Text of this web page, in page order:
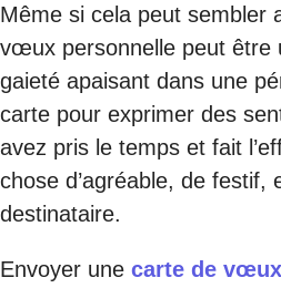
Même si cela peut sembler
vœux personnelle peut être
gaieté apaisant dans une
carte pour exprimer des
avez pris le temps et fait
chose d’agréable, de festif,
destinataire.
Envoyer une carte de vœux